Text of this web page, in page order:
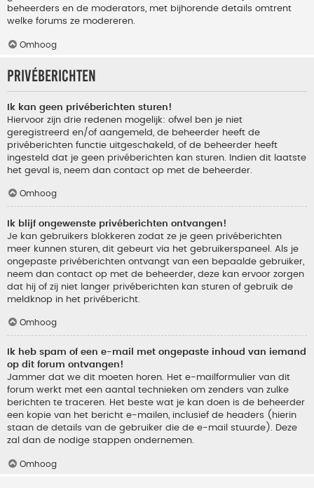
beheerders en de moderators, met bijhorende details omtrent
welke forums ze modereren.
Omhoog
Privéberichten
Ik kan geen privéberichten sturen!
Hiervoor zijn drie redenen mogelijk: ofwel ben je niet
geregistreerd en/of aangemeld, de beheerder heeft de
privéberichten functie uitgeschakeld, of de beheerder heeft
ingesteld dat je geen privéberichten kan sturen. Indien dit laatste
het geval is, neem dan contact op met de beheerder.
Omhoog
Ik blijf ongewenste privéberichten ontvangen!
Je kan gebruikers blokkeren zodat ze je geen privéberichten
meer kunnen sturen, dit gebeurt via het gebruikerspaneel. Als je
ongepaste privéberichten ontvangt van een bepaalde gebruiker,
neem dan contact op met de beheerder, deze kan ervoor zorgen
dat hij of zij niet langer privéberichten kan sturen of gebruik de
meldknop in het privébericht.
Omhoog
Ik heb spam of een e-mail met ongepaste inhoud van iemand
op dit forum ontvangen!
Jammer dat we dit moeten horen. Het e-mailformulier van dit
forum werkt met een aantal technieken om zenders van zulke
berichten te traceren. Het beste wat je kan doen is de beheerder
een kopie van het bericht e-mailen, inclusief de headers (hierin
staan de details van de gebruiker die de e-mail stuurde). Deze
zal dan de nodige stappen ondernemen.
Omhoog